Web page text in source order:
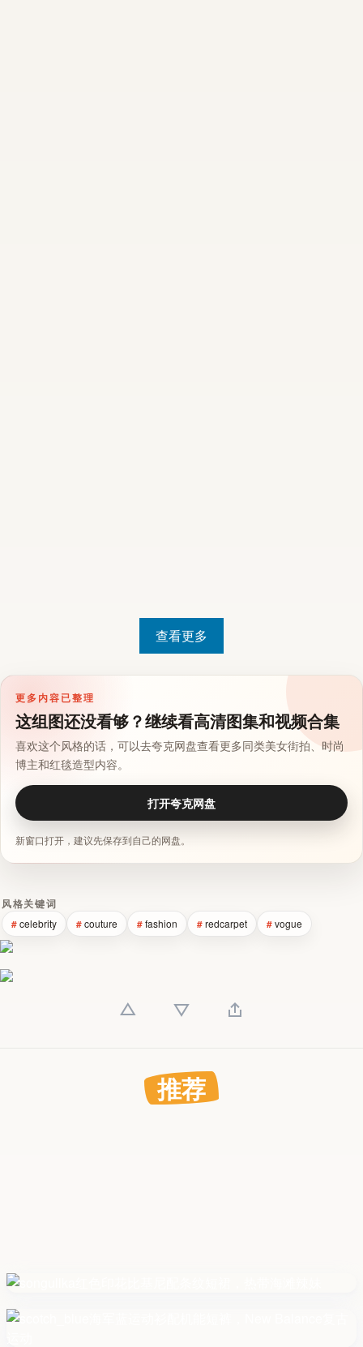
查看更多
更多内容已整理
这组图还没看够？继续看高清图集和视频合集
喜欢这个风格的话，可以去夸克网盘查看更多同类美女街拍、时尚
博主和红毯造型内容。
打开夸克网盘
新窗口打开，建议先保存到自己的网盘。
风格关键词
celebrity couture fashion redcarpet vogue
推荐